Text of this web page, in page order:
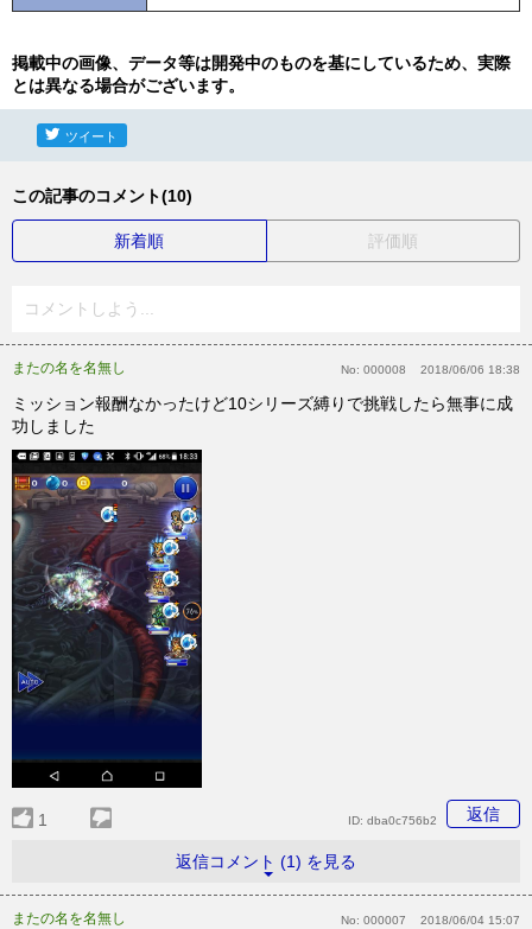
掲載中の画像、データ等は開発中のものを基にしているため、実際
とは異なる場合がございます。
ツイート
この記事のコメント(10)
新着順 評価順
コメントしよう...
またの名を名無し No: 000008 2018/06/06 18:38
ミッション報酬なかったけど10シリーズ縛りで挑戦したら無事に成
功しました
1 返信
ID: dba0c756b2
返信コメント (1) を見る
またの名を名無し No: 000007 2018/06/04 15:07